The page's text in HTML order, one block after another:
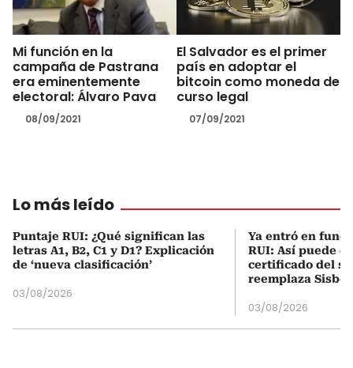
Mi función en la
campaña de Pastrana
era eminentemente
electoral: Álvaro Pava
08/09/2021
El Salvador es el primer
país en adoptar el
bitcoin como moneda de
curso legal
07/09/2021
Lo más leído
Puntaje RUI: ¿Qué significan las
letras A1, B2, C1 y D1? Explicación
de ‘nueva clasificación’
03/08/2026
Ya entró en
RUI: Así puede
certificado del
reemplaza
03/08/2026